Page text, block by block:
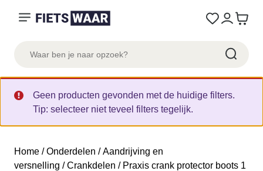
Geen producten gevonden met de huidige filters.
Tip: selecteer niet teveel filters tegelijk.
Home /Onderdelen /Aandrijving en
versnelling /Crankdelen / Praxis crank protector boots 1